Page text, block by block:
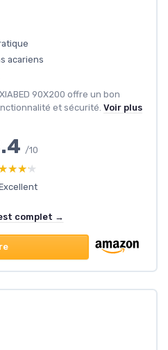
acariens
90X200 offre un bon
et sécurité. Voir plus
/10
complet →